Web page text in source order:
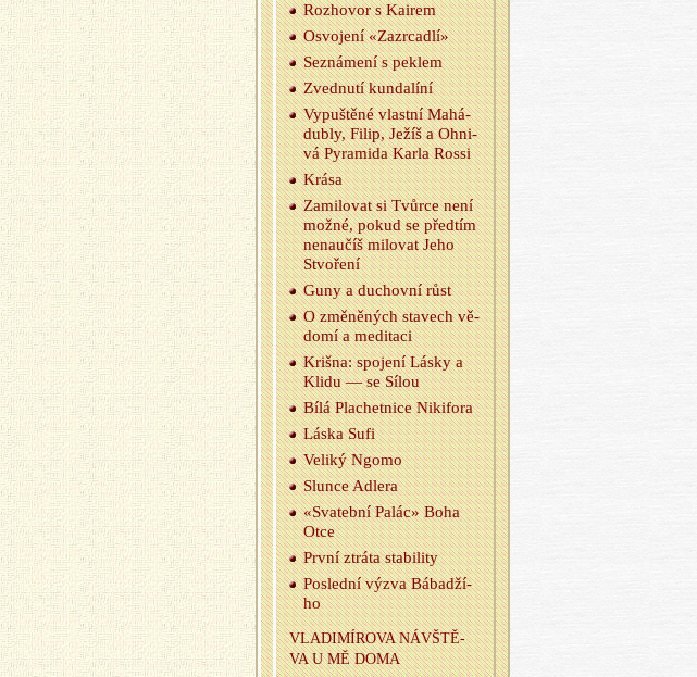
Roz­ho­vor s Kairem
Osvo­je­ní «Za­zr­ca­dlí»
Se­zná­me­ní s peklem
Zved­nu­tí kun­da­lí­ní
Vy­puš­tě­né vlast­ní Ma­há­
dubly, Filip, Ježíš a Oh­ni­
vá Py­ra­mi­da Karla Rossi
Krása
Za­mi­lo­vat si Tvůr­ce není
možné, pokud se před­tím
ne­na­u­číš mi­lo­vat Jeho
Stvo­ře­ní
Guny a du­chov­ní růst
O změ­ně­ných sta­vech vě­
do­mí a me­di­ta­ci
Kriš­na: spo­je­ní Lásky a
Klidu — se Sílou
Bílá Pla­chet­ni­ce Ni­ki­fo­ra
Láska Sufi
Ve­li­ký Ngomo
Slun­ce Adle­ra
«Sva­teb­ní Palác» Boha
Otce
První ztrá­ta sta­bi­li­ty
Po­sled­ní výzva Bá­badží­
ho
VLA­DI­MÍ­RO­VA NÁ­VŠTĚ­
VA U MĚ DOMA